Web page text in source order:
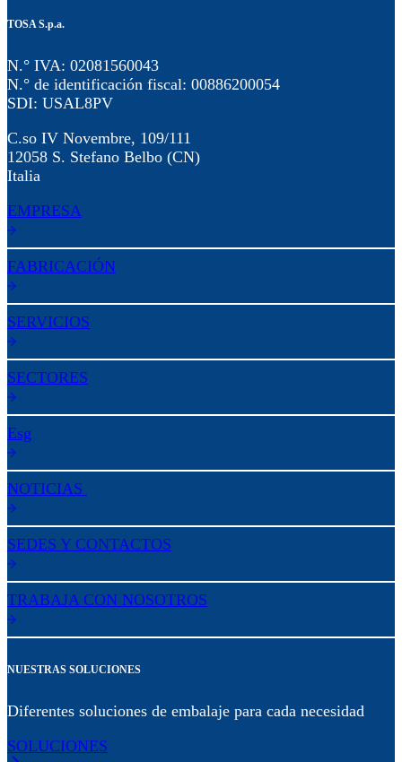
TOSA S.p.a.
N.° IVA: 02081560043
N.° de identificación fiscal: 00886200054
SDI: USAL8PV
C.so IV Novembre, 109/111
12058 S. Stefano Belbo (CN)
Italia
EMPRESA
FABRICACIÓN
SERVICIOS
SECTORES
Esg
NOTICIAS
SEDES Y CONTACTOS
TRABAJA CON NOSOTROS
NUESTRAS SOLUCIONES
Diferentes soluciones de embalaje para cada necesidad
SOLUCIONES